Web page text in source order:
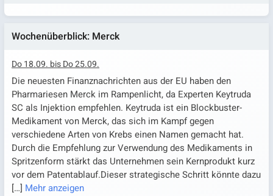
Wochenüberblick: Merck
Do 18.09. bis Do 25.09.
Die neuesten Finanznachrichten aus der EU haben den
Pharmariesen Merck im Rampenlicht, da Experten Keytruda
SC als Injektion empfehlen. Keytruda ist ein Blockbuster-
Medikament von Merck, das sich im Kampf gegen
verschiedene Arten von Krebs einen Namen gemacht hat.
Durch die Empfehlung zur Verwendung des Medikaments in
Spritzenform stärkt das Unternehmen sein Kernprodukt kurz
vor dem Patentablauf.Dieser strategische Schritt könnte dazu
[…] Mehr anzeigen